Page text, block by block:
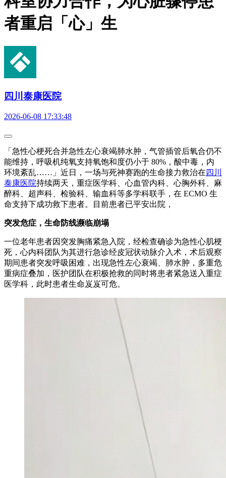
者重启「心」生
四川泰康医院
2026-06-08 17:33:48
「急性心梗死合并急性左心衰竭肺水肿，气管插管后氧合仍不
能维持，呼吸机纯氧支持氧饱和度仍小于 80%，酸中毒，内
环境紊乱……」近日，一场与死神赛跑的生命接力救治在 四川
泰康医院持续两天，重症医学科、心血管内科、心胸外科、麻
醉科、超声科、检验科、输血科等多学科联手，在 ECMO 生
命支持下成功救下患者。目前患者已平安出院，
突发危症，生命防线濒临崩塌
一位老年患者因突发胸痛紧急入院，经检查确诊为急性心肌梗
死，心内科团队为其进行急诊经皮冠状动脉介入术，术后观察
期间患者突发呼吸困难，出现急性左心衰竭、肺水肿，多重危
重病症叠加，医护团队在积极抢救的同时将患者紧急送入重症
医学科，此时患者生命岌岌可危。